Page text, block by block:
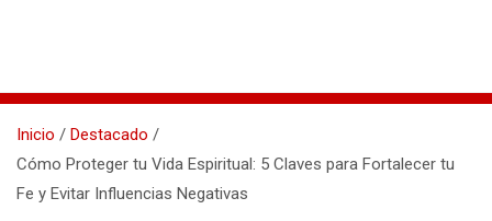
Inicio
Destacado
Cómo Proteger tu Vida Espiritual: 5 Claves para Fortalecer tu
Fe y Evitar Influencias Negativas